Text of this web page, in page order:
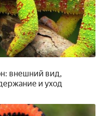
внешний вид,
и уход